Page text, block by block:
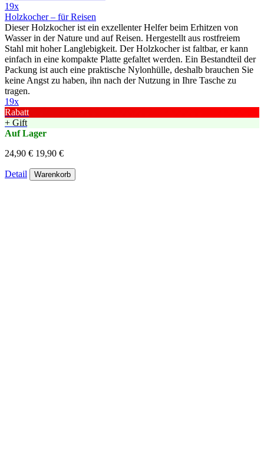
19x
Holzkocher – für Reisen
Dieser Holzkocher ist ein exzellenter Helfer beim Erhitzen von
Wasser in der Nature und auf Reisen. Hergestellt aus rostfreiem
Stahl mit hoher Langlebigkeit. Der Holzkocher ist faltbar, er kann
einfach in eine kompakte Platte gefaltet werden. Ein Bestandteil der
Packung ist auch eine praktische Nylonhülle, deshalb brauchen Sie
keine Angst zu haben, ihn nach der Nutzung in Ihre Tasche zu
tragen.
19x
Rabatt
+ Gift
Auf Lager
24,90 € 19,90 €
Detail Warenkorb